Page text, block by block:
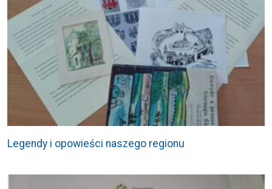
Legendy i opowieści naszego regionu